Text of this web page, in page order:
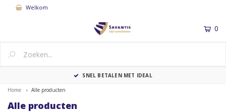
Welkom
0
SNEL BETALEN MET IDEAL
Home Alle producten
Alle producten